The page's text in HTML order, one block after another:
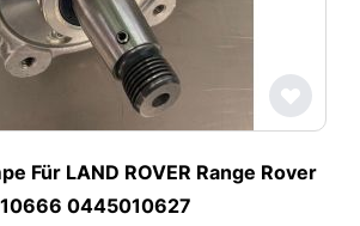
Für LAND ROVER Range Rover
0445010627